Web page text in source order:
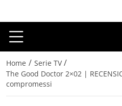
Home / Serie TV /
The Good Doctor 2×02 |
compromessi